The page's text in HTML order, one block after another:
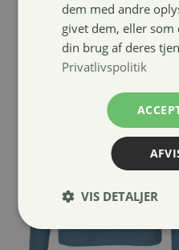
dem med andre
givet dem, eller
din brug af deres
Privatlivspolitik
VIS DETALJER